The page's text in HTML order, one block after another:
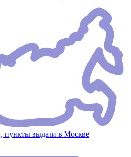
пункты выдачи в Москве